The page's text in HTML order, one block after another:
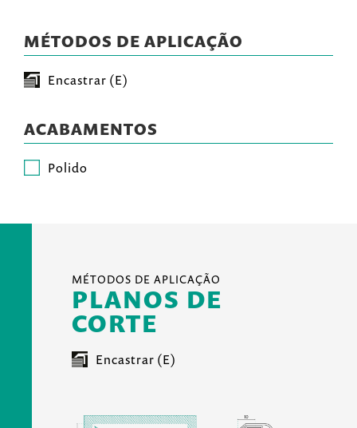
MÉTODOS DE APLICAÇÃO
Encastrar (E)
ACABAMENTOS
Polido
MÉTODOS DE APLICAÇÃO
PLANOS DE
CORTE
Encastrar (E)